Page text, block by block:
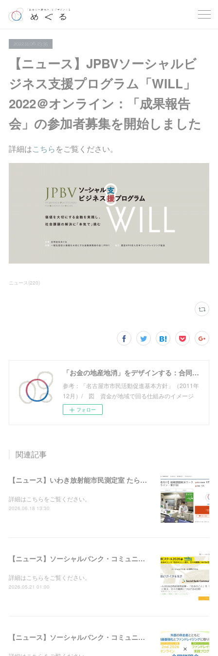
2022.11.06 23:35
【ニュース】JPBVソーシャルビ
ジネス支援プログラム「WILL」
2022＠オンライン：「成果報告
会」の参加者募集を開始しました
詳細はこちらをご覧ください。
ニュース(220)
「お金の地産地消」をデザインする：合同会社めぐる
参考：「名古屋市市民活動促進基本方針」（2011年
12月）/ 図 資金が地域で回る仕組みのイメージ
フォロー
関連記事
【ニュース】いわき放射能市民測定室 たらちね：「組織課題解決ワークショップ＠オンライン・第31回」の支援者募集を開始しました
詳細はこちらをご覧ください。
2026.06.18 13:30
【ニュース】ソーシャルバンク・コミュニティ：「SBCスクール2026＠西武信用金庫－『社会のこと』を『自分のこと』に変え、日々の業務につなげる4日間」の参加者募集を開始しました
詳細はこちらをご覧ください。
2026.05.21 01:00
【ニュース】ソーシャルバンク・コミュニティ：「WILL 2nd 2026＠オンライン × ファンドレイジング実践プログラム合同説明会」の参加者募集を開始しました